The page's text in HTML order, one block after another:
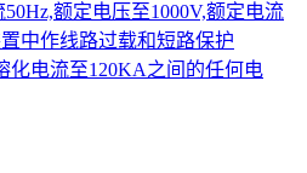
额定电压至1000V,额定电流
中作线路过载和短路保护
化电流至120KA之间的任何电